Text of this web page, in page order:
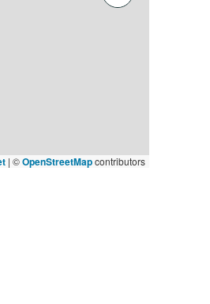
| ©OpenStreetMapcontributors